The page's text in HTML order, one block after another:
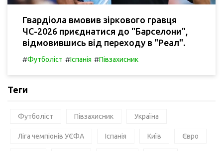
Гвардіола вмовив зіркового гравця
ЧС-2026 приєднатися до "Барселони",
відмовившись від переходу в "Реал".
#Футболіст #Іспанія #Півзахисник
Теги
Футболіст Півзахисник Україна
Ліга чемпіонів УЄФА Іспанія Київ Євро